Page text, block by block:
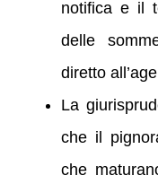
notifica e il
delle
diretto
La
che il
che